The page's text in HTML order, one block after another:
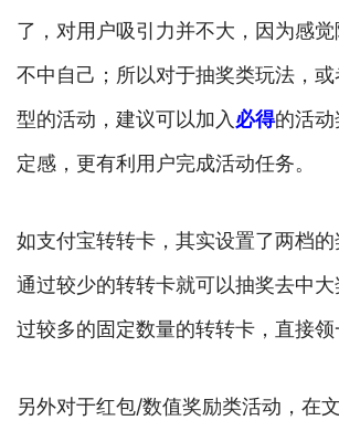
了，对用户吸引力并不大，因为感
不中自己；所以对于抽奖类玩法，或
型的活动，建议可以加入 必得的活
定感，更有利用户完成活动任务。
如支付宝转转卡，其实设置了两档
通过较少的转转卡就可以抽奖去中
过较多的固定数量的转转卡，直接领
另外对于红包/数值奖励类活动，在